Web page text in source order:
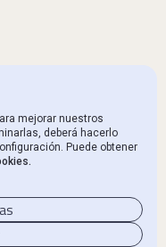
mejorar nuestros
deberá hacerlo
Puede obtener